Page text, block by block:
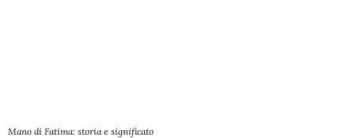
Mano di Fatima: storia e significato